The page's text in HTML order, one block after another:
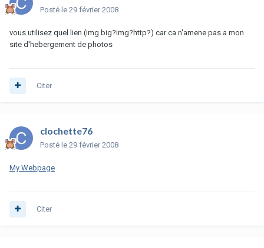
Posté le 29 février 2008
vous utilisez quel lien (img big?img?http?) car ca n'amene pas a mon
site d'hebergement de photos
Citer
clochette76
Posté le 29 février 2008
My Webpage
Citer